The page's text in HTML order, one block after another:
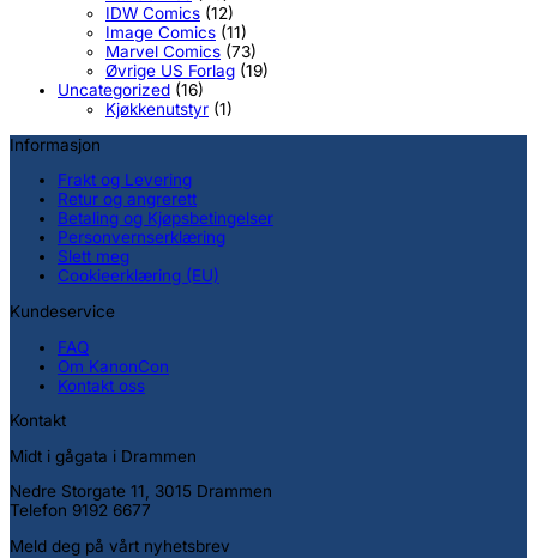
IDW Comics (12)
Image Comics (11)
Marvel Comics (73)
Øvrige US Forlag (19)
Uncategorized (16)
Kjøkkenutstyr (1)
Informasjon
Frakt og Levering
Retur og angrerett
Betaling og Kjøpsbetingelser
Personvernserklæring
Slett meg
Cookieerklæring (EU)
Kundeservice
FAQ
Om KanonCon
Kontakt oss
Kontakt
Midt i gågata i Drammen
Nedre Storgate 11, 3015 Drammen
Telefon 9192 6677
Meld deg på vårt nyhetsbrev